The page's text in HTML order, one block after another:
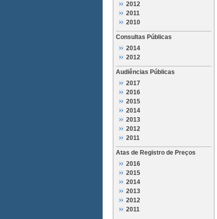
2012
2011
2010
Consultas Públicas
2014
2012
Audiências Públicas
2017
2016
2015
2014
2013
2012
2011
Atas de Registro de Preços
2016
2015
2014
2013
2012
2011